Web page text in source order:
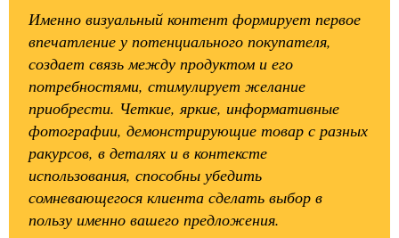
Именно визуальный контент формирует первое
впечатление у потенциального покупателя,
создает связь между продуктом и его
потребностями, стимулирует желание
приобрести. Четкие, яркие, информативные
фотографии, демонстрирующие товар с разных
ракурсов, в деталях и в контексте
использования, способны убедить
сомневающегося клиента сделать выбор в
пользу именно вашего предложения.